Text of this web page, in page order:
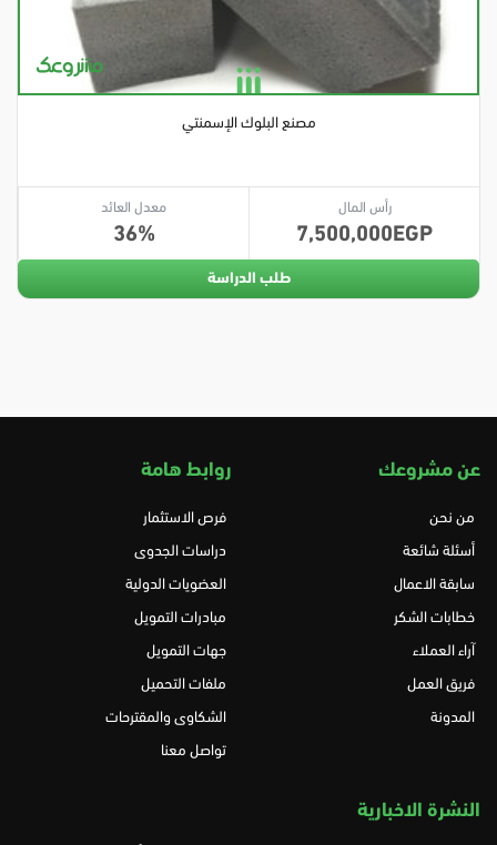
مصنع البلوك الإسمنتي
رأس المال
7,500,000
معدل العائد
36
طلب الدراسة
عن مشروعك
من نحن
أسئلة شائعة
سابقة الاعمال
خطابات الشكر
آراء العملاء
فريق العمل
المدونة
روابط هامة
فرص الاستثمار
دراسات الجدوى
العضويات الدولية
مبادرات التمويل
جهات التمويل
ملفات التحميل
الشكاوى والمقترحات
تواصل معنا
النشرة الاخبارية